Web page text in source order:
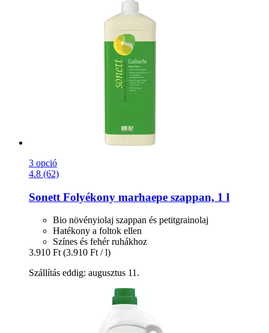
3 opció
4.8 (62)
Sonett Folyékony marhaepe szappan, 1 l
Bio növényiolaj szappan és petitgrainolaj
Hatékony a foltok ellen
Színes és fehér ruhákhoz
3.910 Ft (3.910 Ft / l)
Szállítás eddig: augusztus 11.